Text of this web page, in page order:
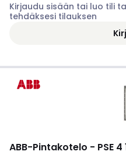
Kirjaudu sisään tai luo tili
tehdäksesi tilauksen
ABB-Pintakotelo - PSE 4